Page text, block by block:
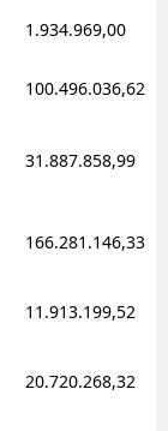
1.934.969,00
100.496.036,62
31.887.858,99
166.281.146,33
11.913.199,52
20.720.268,32